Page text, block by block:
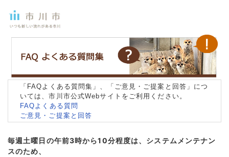
「FAQよくある質問集」、「ご意見・ご提案と回答」につ
いては、市川市公式Webサイトをご利用ください。
FAQよくある質問
ご意見・ご提案と回答
毎週土曜日の午前3時から10分程度は、システムメンテナン
スのため、